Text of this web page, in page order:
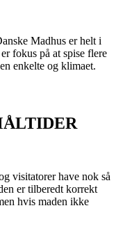
Madhus er helt i
fokus på at spise flere
enkelte og klimaet.
visitatorer have nok så
er tilberedt korrekt
hvis maden ikke